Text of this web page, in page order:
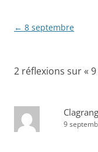
Navigation
← 8 septembre
2 réflexions sur «
9